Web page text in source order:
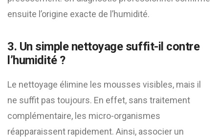
ensuite l’origine exacte de l’humidité.
3. Un simple nettoyage suffit-il contre
l’humidité ?
Le nettoyage élimine les mousses visibles, mais il
ne suffit pas toujours. En effet, sans traitement
complémentaire, les micro-organismes
réapparaissent rapidement. Ainsi, associer un